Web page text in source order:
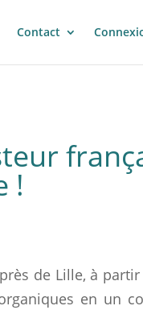
Contact
!
de Lille, à
en un